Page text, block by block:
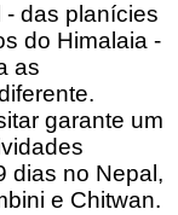
- das planícies
do Himalaia -
as
garante um
dias no Nepal,
e Chitwan.